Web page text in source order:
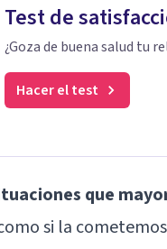
Test de
¿Goza de buena salud tu
Hacer el test
que
si la